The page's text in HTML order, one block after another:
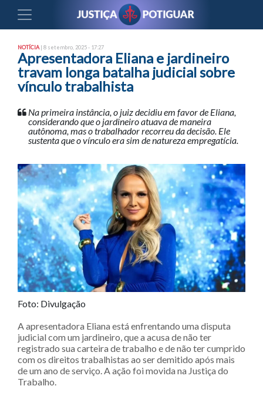
NOTÍCIA | 8 setembro, 2025 - 17:27
Apresentadora Eliana e jardineiro
travam longa batalha judicial sobre
vínculo trabalhista
Na primeira instância, o juiz decidiu em favor de Eliana,
considerando que o jardineiro atuava de maneira
autônoma, mas o trabalhador recorreu da decisão. Ele
sustenta que o vínculo era sim de natureza empregatícia.
Foto: Divulgação
A apresentadora Eliana está enfrentando uma disputa
judicial com um jardineiro, que a acusa de não ter
registrado sua carteira de trabalho e de não ter cumprido
com os direitos trabalhistas ao ser demitido após mais
de um ano de serviço. A ação foi movida na Justiça do
Trabalho.